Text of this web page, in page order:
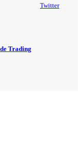
Twitter
Trading